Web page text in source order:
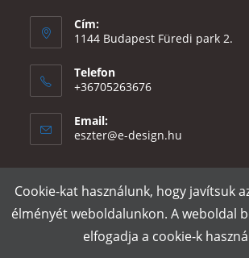
Cím:
1144 Budapest Füredi park 2.
Telefon
+36705263676
Email:
eszter@e-design.hu
Rólunk Szállítás és fizetés Adatvédelmi
Póló nyomtatás
Cookie-kat használunk, hogy javítsuk
élményét weboldalunkon. A weboldal
elfogadja a cookie-k